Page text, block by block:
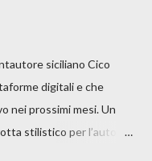
siciliano Cico
digitali e che
nei prossimi mesi. Un
stilistico per l’autore